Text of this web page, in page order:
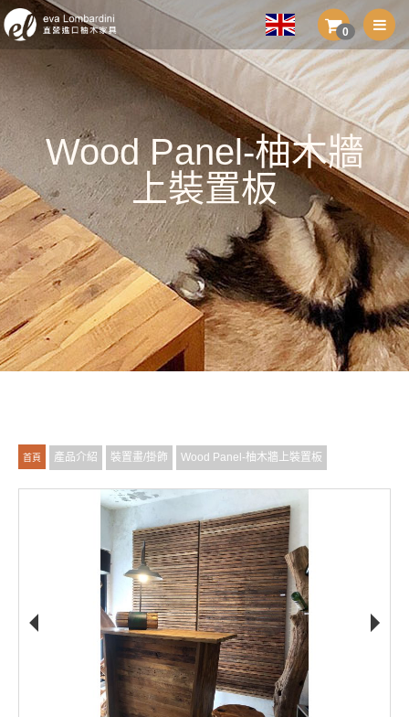
0
Wood Panel-柚木牆
上裝置板
首頁 產品介紹 裝置畫/掛飾 Wood Panel-柚木牆上裝置板